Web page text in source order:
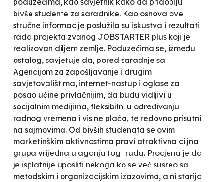
poduzećima, kao savjetnik kako da pridobiju
bivše studente za saradnike. Kao osnova ove
stručne informacije poslužila su iskustva i rezultati
rada projekta zvanog JOBSTARTER plus koji je
realizovan diljem zemlje. Poduzećima se, između
ostalog, savjetuje da, pored saradnje sa
Agencijom za zapošljavanje i drugim
savjetovalištima, internet-nastup i oglase za
posao učine privlačnijim, da budu vidljivi u
socijalnim medijima, fleksibilni u određivanju
radnog vremena i visine plaća, te redovno prisutni
na sajmovima. Od bivših studenata se ovim
marketinškim aktivnostima pravi atraktivna ciljna
grupa vrijedna ulaganja tog truda. Procjena je da
je isplatnije uposliti nekoga ko se već susreo sa
metodskim i organizacijskim izazovima, a ni starija